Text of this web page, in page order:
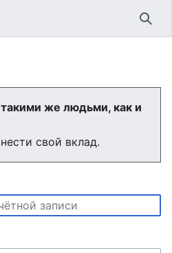
же людьми, как и
свой вклад.